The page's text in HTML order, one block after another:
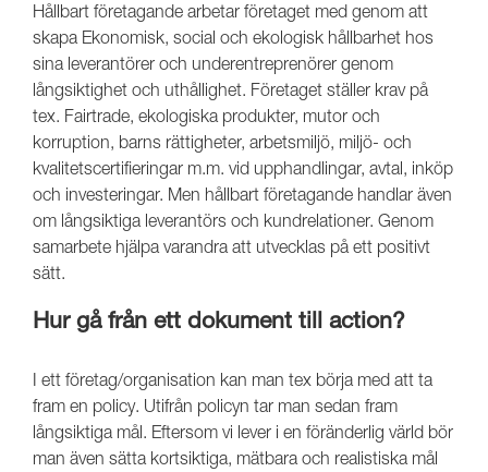
Hållbart företagande arbetar företaget med genom att
skapa Ekonomisk, social och ekologisk hållbarhet hos
sina leverantörer och underentreprenörer genom
långsiktighet och uthållighet. Företaget ställer krav på
tex. Fairtrade, ekologiska produkter, mutor och
korruption, barns rättigheter, arbetsmiljö, miljö- och
kvalitetscertifieringar m.m. vid upphandlingar, avtal, inköp
och investeringar. Men hållbart företagande handlar även
om långsiktiga leverantörs och kundrelationer. Genom
samarbete hjälpa varandra att utvecklas på ett positivt
sätt.
Hur gå från ett dokument till action?
I ett företag/organisation kan man tex börja med att ta
fram en policy. Utifrån policyn tar man sedan fram
långsiktiga mål. Eftersom vi lever i en föränderlig värld bör
man även sätta kortsiktiga, mätbara och realistiska mål